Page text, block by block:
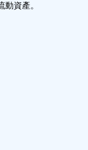
資產。